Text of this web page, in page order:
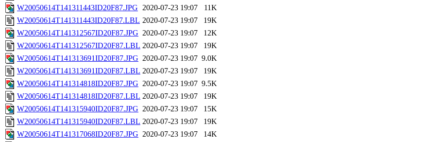
W20050614T141311443ID20F87.JPG 2020-07-23 19:07
11K
W20050614T141311443ID20F87.LBL 2020-07-23 19:07
19K
W20050614T141312567ID20F87.JPG 2020-07-23 19:07
12K
W20050614T141312567ID20F87.LBL 2020-07-23 19:07
19K
W20050614T141313691ID20F87.JPG 2020-07-23 19:07 9.0K
W20050614T141313691ID20F87.LBL 2020-07-23 19:07
19K
W20050614T141314818ID20F87.JPG 2020-07-23 19:07 9.5K
W20050614T141314818ID20F87.LBL 2020-07-23 19:07
19K
W20050614T141315940ID20F87.JPG 2020-07-23 19:07
15K
W20050614T141315940ID20F87.LBL 2020-07-23 19:07
19K
W20050614T141317068ID20F87.JPG 2020-07-23 19:07
14K